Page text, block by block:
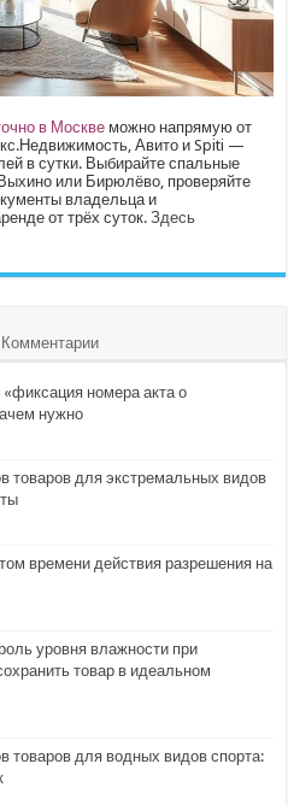
в Москве можно напрямую от
Авито и Spiti —
в сутки. Выбирайте спальные
или Бирюлёво, проверяйте
владельца и
от трёх суток.Здесь
Комментарии
номера акта о
нужно
товаров для экстремальных видов
времени действия разрешения на
уровня влажности при
товар в идеальном
товаров для водных видов спорта: